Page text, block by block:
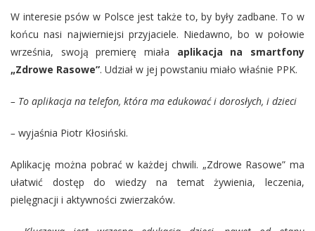
W interesie psów w Polsce jest także to, by były zadbane. To w
końcu nasi najwierniejsi przyjaciele. Niedawno, bo w połowie
września, swoją premierę miała aplikacja na smartfony
„Zdrowe Rasowe”. Udział w jej powstaniu miało właśnie PPK.
– To aplikacja na telefon, która ma edukować i dorosłych, i dzieci
– wyjaśnia Piotr Kłosiński.
Aplikację można pobrać w każdej chwili. „Zdrowe Rasowe” ma
ułatwić dostęp do wiedzy na temat żywienia, leczenia,
pielęgnacji i aktywności zwierzaków.